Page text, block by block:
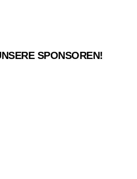
SPONSOREN!